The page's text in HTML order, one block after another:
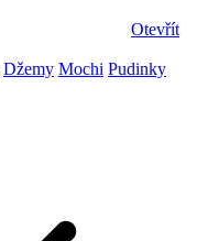
Otevřít
Džemy Mochi Pudinky